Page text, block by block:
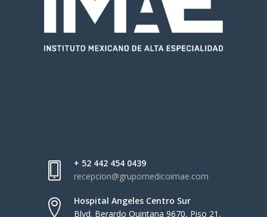
+ 52 442 454 0439
recepcion@grupomedicoimae.com
Hospital Angeles Centro Sur
Blvd. Berardo Quintana 9670, Piso 21,